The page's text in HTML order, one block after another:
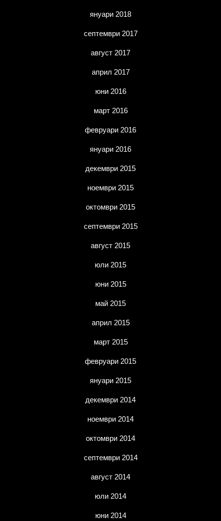
януари 2018
септември 2017
август 2017
април 2017
юни 2016
март 2016
февруари 2016
януари 2016
декември 2015
ноември 2015
октомври 2015
септември 2015
август 2015
юли 2015
юни 2015
май 2015
април 2015
март 2015
февруари 2015
януари 2015
декември 2014
ноември 2014
октомври 2014
септември 2014
август 2014
юли 2014
юни 2014